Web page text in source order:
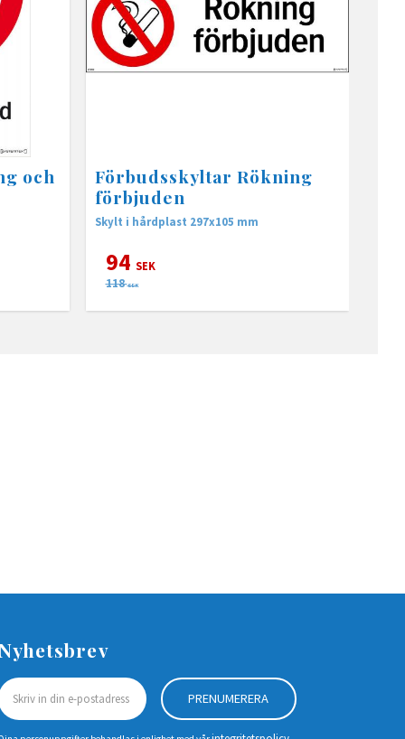
och
Förbudsskyltar Rökning
förbjuden
Skylt i hårdplast 297x105 mm
94 SEK
118 SEK
PRENUMERERA